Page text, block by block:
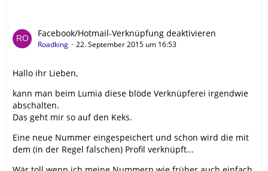
Facebook/Hotmail-Verknüpfung deaktivieren
Roadking 22. September 2015 um 16:53
Hallo ihr Lieben,
kann man beim Lumia diese blöde Verknüpferei irgendwie
abschalten.
Das geht mir so auf den Keks.
Eine neue Nummer eingespeichert und schon wird die mit
dem (in der Regel falschen) Profil verknüpft...